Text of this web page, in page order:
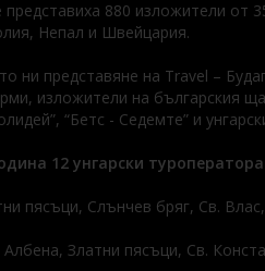
представиха 880 изложители от
Непал и Швейцария.
ни представяне на Travel –
изложители на българския
“Бетс - Седемте” и
12 унгарски
пясъци, Слънчев бряг, Св.
Златни пясъци, Св.